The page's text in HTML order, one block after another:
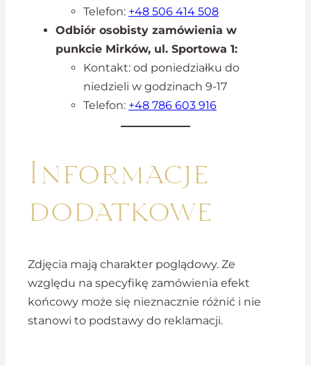
Telefon: +48 506 414 508
Odbiór osobisty zamówienia w
punkcie Mirków, ul. Sportowa 1:
Kontakt: od poniedziałku do
niedzieli w godzinach 9-17
Telefon: +48 786 603 916
Informacje
dodatkowe
Zdjęcia mają charakter poglądowy. Ze
względu na specyfikę zamówienia efekt
końcowy może się nieznacznie różnić i nie
stanowi to podstawy do reklamacji.